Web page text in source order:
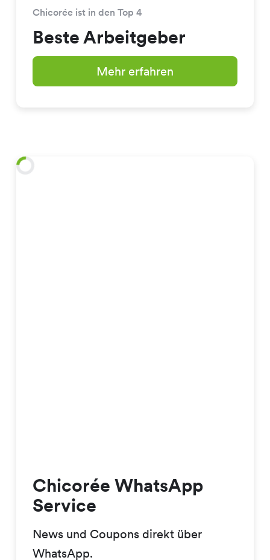
Chicorée ist in den Top 4
Beste Arbeitgeber
Mehr erfahren
Chicorée WhatsApp
Service
News und Coupons direkt über
WhatsApp.